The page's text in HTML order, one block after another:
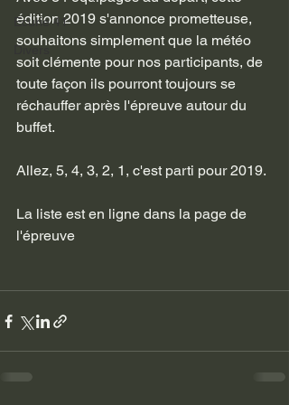
Ecurie 41
Divers
édition 2019 s'annonce prometteuse,
souhaitons simplement que la météo
soit clémente pour nos participants, de
toute façon ils pourront toujours se
réchauffer après l'épreuve autour du
buffet.
Allez, 5, 4, 3, 2, 1, c'est parti pour 2019.
La liste est en ligne dans la page de
l'épreuve